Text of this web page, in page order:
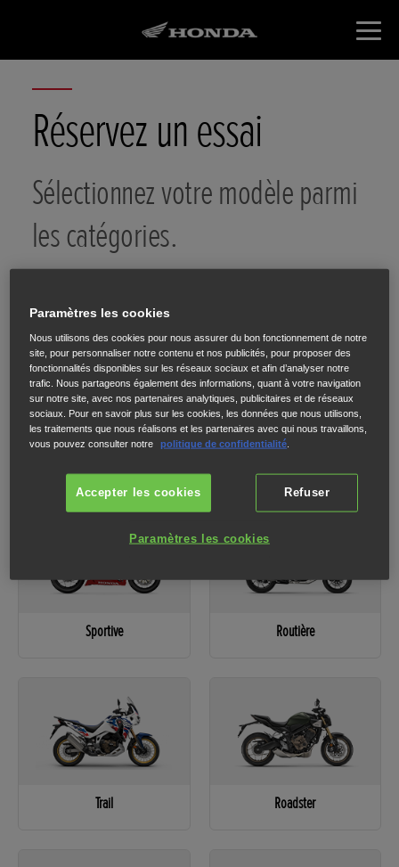
Réservez un essai
Sélectionnez votre modèle parmi
les catégories.
Choix de la
catégorie
1
Choix du
modèle
2
Vos
coordonnées
3
Sportive Routière
Trail Roadster
Paramètres les cookies
Nous utilisons des cookies pour nous assurer du bon fonctionnement de notre
site, pour personnaliser notre contenu et nos publicités, pour proposer des
fonctionnalités disponibles sur les réseaux sociaux et afin d’analyser notre
trafic. Nous partageons également des informations, quant à votre navigation
sur notre site, avec nos partenaires analytiques, publicitaires et de réseaux
sociaux. Pour en savoir plus sur les cookies, les données que nous utilisons,
les traitements que nous réalisons et les partenaires avec qui nous travaillons,
vous pouvez consulter notre
politique de confidentialité
Refuser
Accepter les cookies
Paramètres les cookies